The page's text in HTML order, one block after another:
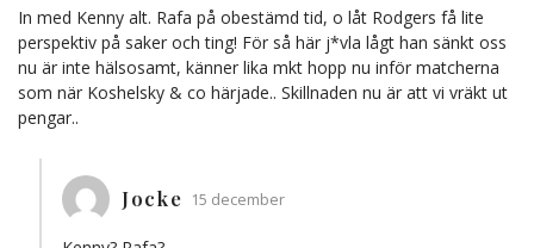
In med Kenny alt. Rafa på obestämd tid, o låt Rodgers få lite
perspektiv på saker och ting! För så här j*vla lågt han sänkt oss
nu är inte hälsosamt, känner lika mkt hopp nu inför matcherna
som när Koshelsky & co härjade.. Skillnaden nu är att vi vräkt ut
pengar..
Jocke 15 december